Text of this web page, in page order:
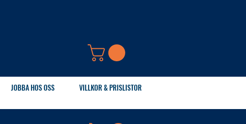
JOBBA HOS OSS VILLKOR & PRISLISTOR